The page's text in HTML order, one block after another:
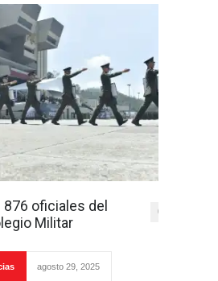
876 oficiales del
Militar
0
agosto 29, 2025